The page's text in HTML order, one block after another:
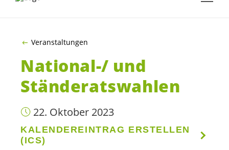
Veranstaltungen
National-/ und
Ständeratswahlen
22. Oktober 2023
KALENDEREINTRAG ERSTELLEN
(ICS)